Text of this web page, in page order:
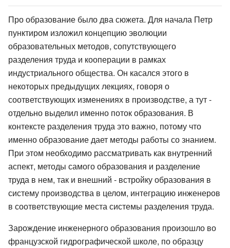
Про образование было два сюжета. Для начала Петр
пунктиром изложил концепцию эволюции
образовательных методов, сопутствующего
разделения труда и кооперации в рамках
индустриального общества. Он касался этого в
некоторых предыдущих лекциях, говоря о
соответствующих изменениях в производстве, а тут -
отдельно выделил именно поток образования. В
контексте разделения труда это важно, потому что
именно образование дает методы работы со знанием.
При этом необходимо рассматривать как внутренний
аспект, методы самого образования и разделение
труда в нем, так и внешний - встройку образования в
систему производства в целом, интеграцию инженеров
в соответствующие места системы разделения труда.
Зарождение инженерного образования произошло во
французской гидрографической школе, по образцу